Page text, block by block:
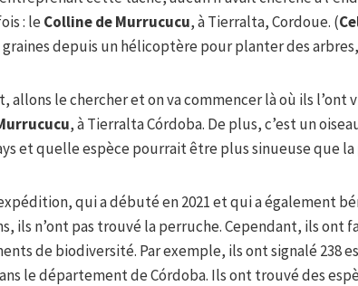
: le Colline de Murrucucu, à Tierralta, Cordoue. (
graines depuis un hélicoptère pour planter des
allons le chercher et on va commencer là où ils l’ont
, à Tierralta Córdoba. De plus, c’est un
et quelle espèce pourrait être plus sinueuse que la
qui a débuté en 2021 et qui a également
ils n’ont pas trouvé la perruche. Cependant, ils ont
de biodiversité. Par exemple, ils ont signalé 238
le département de Córdoba. Ils ont trouvé des